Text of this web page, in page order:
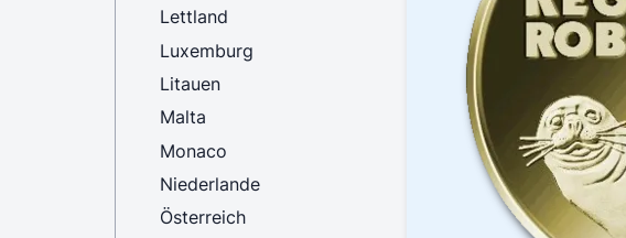
Lettland
Luxemburg
Litauen
Malta
Monaco
Niederlande
Österreich